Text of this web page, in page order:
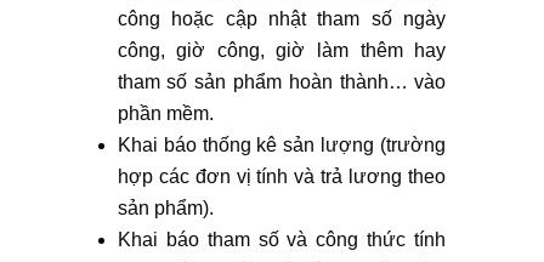
công hoặc cập nhật tham số ngày
công, giờ công, giờ làm thêm hay
tham số sản phẩm hoàn thành… vào
phần mềm.
Khai báo thống kê sản lượng (trường
hợp các đơn vị tính và trả lương theo
sản phẩm).
Khai báo tham số và công thức tính